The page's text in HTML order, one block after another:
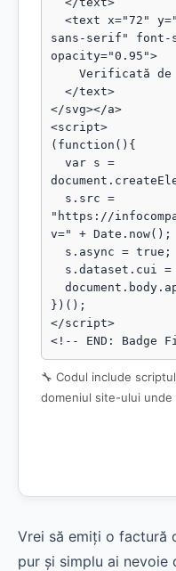
sans-serif"
opacity="0.95">
</svg></a>
<script>
(function(){
"https://
v=" + Date.now();
})();
</script>
<!-- END: Badge
🔧 Codul include
domeniul site-ului
Vrei să emiți o factură
pur și simplu ai nevoie